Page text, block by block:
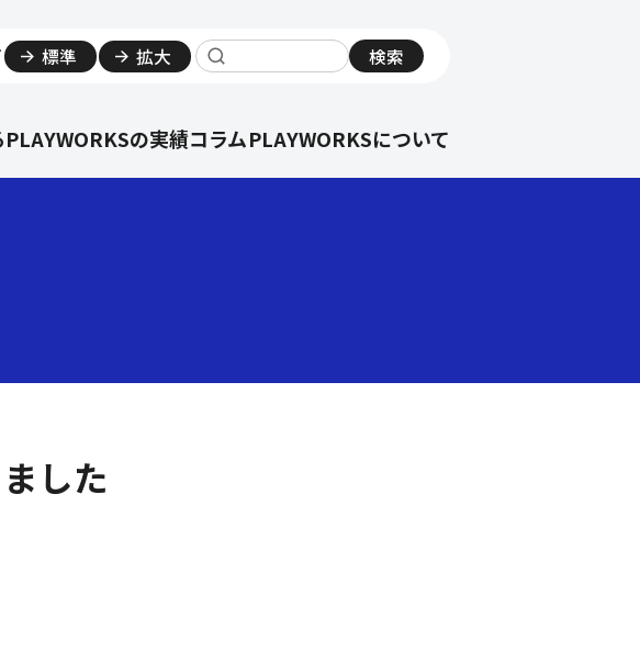
標準 拡大
サイト内検索
検索
PLAYWORKSの実績コラムPLAYWORKSについて
した